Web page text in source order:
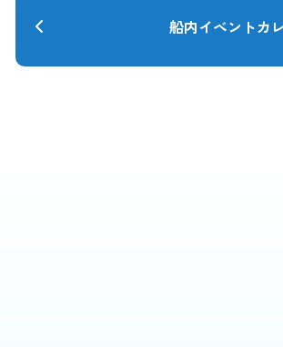
船内イベントカ